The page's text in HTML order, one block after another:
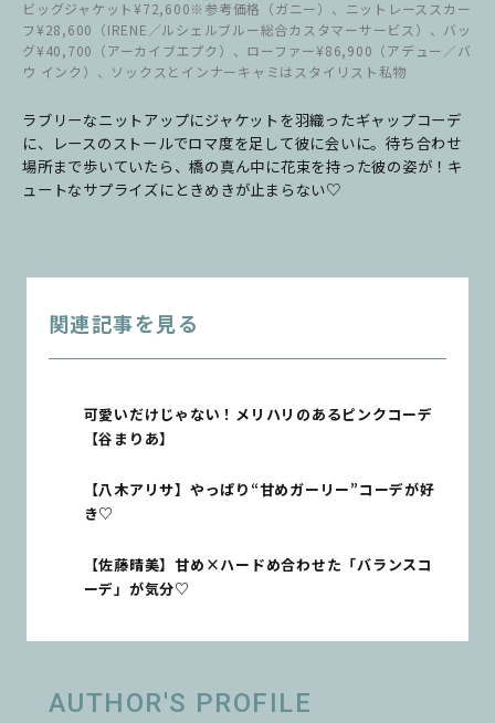
ビッグジャケット¥72,600※参考価格（ガニー）、ニットレーススカー
フ¥28,600（IRENE／ルシェルブルー総合カスタマーサービス）、バッ
グ¥40,700（アーカイブエプク）、ローファー¥86,900（アデュー／バ
ウ インク）、ソックスとインナーキャミはスタイリスト私物
ラブリーなニットアップにジャケットを羽織ったギャップコーデ
に、レースのストールでロマ度を足して彼に会いに。 待ち合わせ
場所まで歩いていたら、橋の真ん中に花束を持った彼の姿が！キ
ュートなサプライズにときめきが止まらない♡
関連記事を見る
可愛いだけじゃない！メリハリのあるピンクコーデ
【谷まりあ】
【八木アリサ】やっぱり“甘めガーリー”コーデが好
き♡
【佐藤晴美】甘め×ハードめ合わせた「バランスコ
ーデ」が気分♡
AUTHOR'S PROFILE